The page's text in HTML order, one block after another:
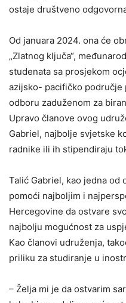
ostaje društveno
Od januara 2024. ona će
„Zlatnog ključa“,
studenata sa prosjekom
azijsko- pacifičko
odboru zaduženom za
Upravo članove ovog
Gabriel, najbolje svjetske
radnike ili ih stipendiraju
Talić Gabriel, kao jedna od
pomoći najboljim i
Hercegovine da ostvare
najbolju mogućnost za
Kao članovi udruženja,
priliku za studiranje u
– Želja mi je da ostvarim